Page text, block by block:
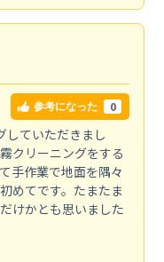
参考になった 0
していただきまし
クリーニングをする
手作業で地面を隅々
めてです。たまたま
けかとも思いました